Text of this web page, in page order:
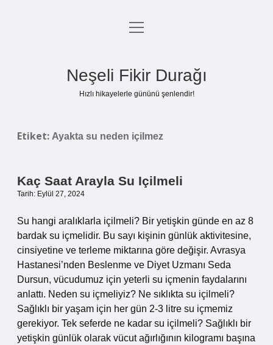
Anasayfa
menüyü
Neşeli Fikir Durağı
Hızlı hikayelerle gününü şenlendir!
Etiket: Ayakta su neden içilmez
Kaç Saat Arayla Su Içilmeli
Tarih: Eylül 27, 2024
Su hangi aralıklarla içilmeli? Bir yetişkin günde en az 8
bardak su içmelidir. Bu sayı kişinin günlük aktivitesine,
cinsiyetine ve terleme miktarına göre değişir. Avrasya
Hastanesi’nden Beslenme ve Diyet Uzmanı Seda
Dursun, vücudumuz için yeterli su içmenin faydalarını
anlattı. Neden su içmeliyiz? Ne sıklıkta su içilmeli?
Sağlıklı bir yaşam için her gün 2-3 litre su içmemiz
gerekiyor. Tek seferde ne kadar su içilmeli? Sağlıklı bir
yetişkin günlük olarak vücut ağırlığının kilogramı başına